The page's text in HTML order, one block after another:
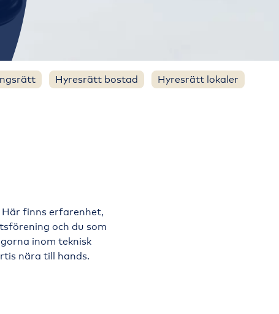
Hyresrätt bostad
Hyresrätt lokaler
finns erfarenhet,
och du som
inom teknisk
nära till hands.